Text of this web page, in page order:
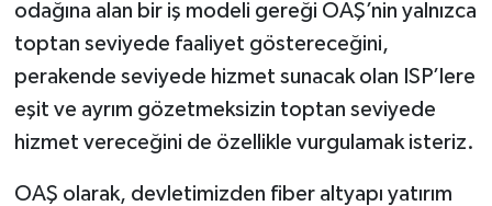
odağına alan bir iş modeli gereği OAŞ’nin yalnızca
toptan seviyede faaliyet göstereceğini,
perakende seviyede hizmet sunacak olan ISP’lere
eşit ve ayrım gözetmeksizin toptan seviyede
hizmet vereceğini de özellikle vurgulamak isteriz.
OAŞ olarak, devletimizden fiber altyapı yatırım